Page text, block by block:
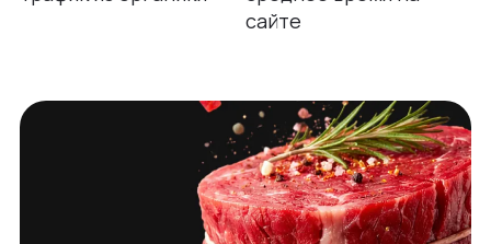
сайте